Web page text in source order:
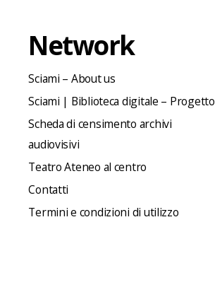
Network
Sciami – About us
Sciami | Biblioteca digitale – Progetto
Scheda di censimento archivi
audiovisivi
Teatro Ateneo al centro
Contatti
Termini e condizioni di utilizzo